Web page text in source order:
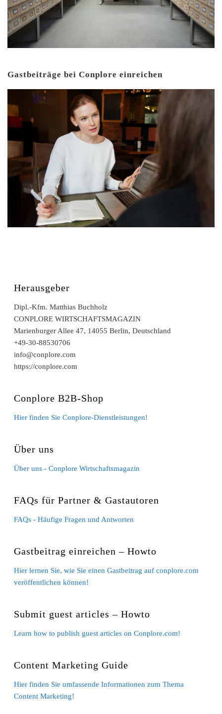
Gastbeiträge bei Conplore einreichen
Herausgeber
Dipl.-Kfm. Matthias Buchholz
CONPLORE WIRTSCHAFTSMAGAZIN
Marienburger Allee 47, 14055 Berlin, Deutschland
+49-30-88530706
info@conplore.com
https://conplore.com
Conplore B2B-Shop
Hier finden Sie Conplore-Dienstleistungen!
Über uns
Über uns - Conplore Wirtschaftsmagazin
FAQs für Partner & Gastautoren
FAQs - Häufige Fragen und Antworten
Gastbeitrag einreichen – Howto
Hier lernen Sie, wie Sie einen Gastbeitrag auf conplore.com
veröffentlichen können!
Submit guest articles – Howto
Learn how to publish guest articles on Conplore.com!
Content Marketing Guide
Hier finden Sie umfassende Informationen zum Thema
Content Marketing!